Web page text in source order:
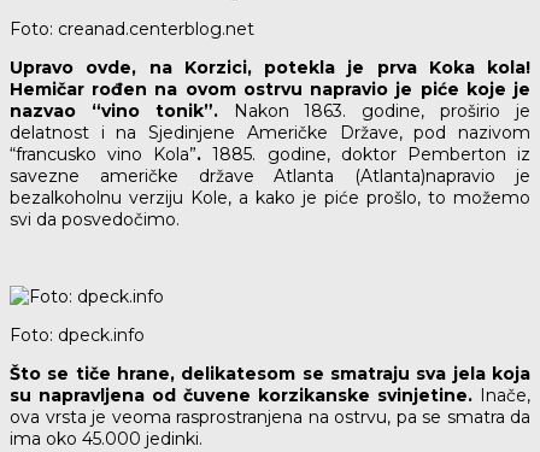
Foto: creanad.centerblog.net
Upravo ovde, na Korzici, potekla je prva Koka kola!
Hemičar rođen na ovom ostrvu napravio je piće koje je
nazvao “vino tonik”.
Nakon 1863. godine, proširio je
delatnost i na Sjedinjene Američke Države, pod nazivom
“francusko vino Kola”.1885. godine, doktor Pemberton iz
savezne američke države Atlanta (Atlanta)napravio je
bezalkoholnu verziju Kole, a kako je piće prošlo, to možemo
svi da posvedočimo.
Foto: dpeck.info
Što se tiče hrane, delikatesom se smatraju sva jela koja
su napravljena od čuvene korzikanske svinjetine.
Inače,
ova vrsta je veoma rasprostranjena na ostrvu, pa se smatra da
ima oko 45.000 jedinki.